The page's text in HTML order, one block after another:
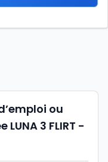
ou
3 FLIRT -